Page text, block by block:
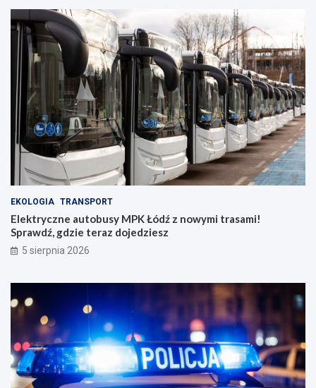
EKOLOGIA TRANSPORT
Elektryczne autobusy MPK Łódź z nowymi trasami!
Sprawdź, gdzie teraz dojedziesz
5 sierpnia 2026